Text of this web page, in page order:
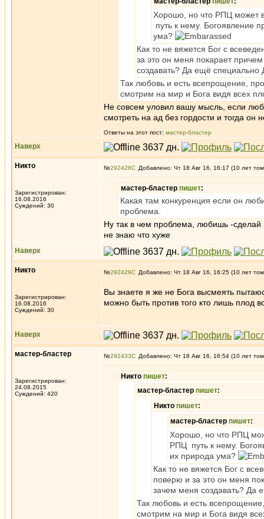
Хорошо, но что РПЦ может
путь к нему. Богоявление
ума?
Как то не вяжется Бог с
за это он меня покарает
создавать? Да ещё специально
Так любовь и есть всепрощение,
смотрим на мир и Бога видя всех
Не совсем уловил вашу мысль, если
смотреть на ад без гордости и тогда он
Ответы на этот пост: мастер-бластер
Наверх
Никто
Зарегистрирован:
16.08.2016
Суждений: 30
№292428 Добавлено: Чт 18 Авг 16, 16:17 (10 лет
мастер-бластер пишет:
Какая там конкуренция если он
проблема.
Ну так в чем проблема, любишь -
не знаю что хуже
Наверх
Никто
Зарегистрирован:
16.08.2016
Суждений: 30
№292429 Добавлено: Чт 18 Авг 16, 16:25 (10 лет
Вы знаете я же не Бога высмеять
можно быть против того кто лишь плод
Наверх
мастер-бластер
Зарегистрирован:
24.08.2015
Суждений: 420
№292433 Добавлено: Чт 18 Авг 16, 16:54 (10 лет
Никто пишет:
мастер-бластер пишет:
Никто пишет:
мастер-бластер пишет:
Хорошо, но что РПЦ
РПЦ путь к нему.
их природа ума?
Как то не вяжется Бог с
поверю и за это он меня
зачем меня создавать? Да
Так любовь и есть
смотрим на мир и Бога видя